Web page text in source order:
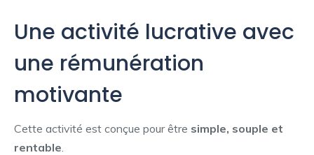
Une activité lucrative avec
une rémunération
motivante
Cette activité est conçue pour être simple, souple et
rentable